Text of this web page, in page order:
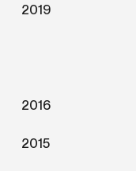
2019
2016
2015